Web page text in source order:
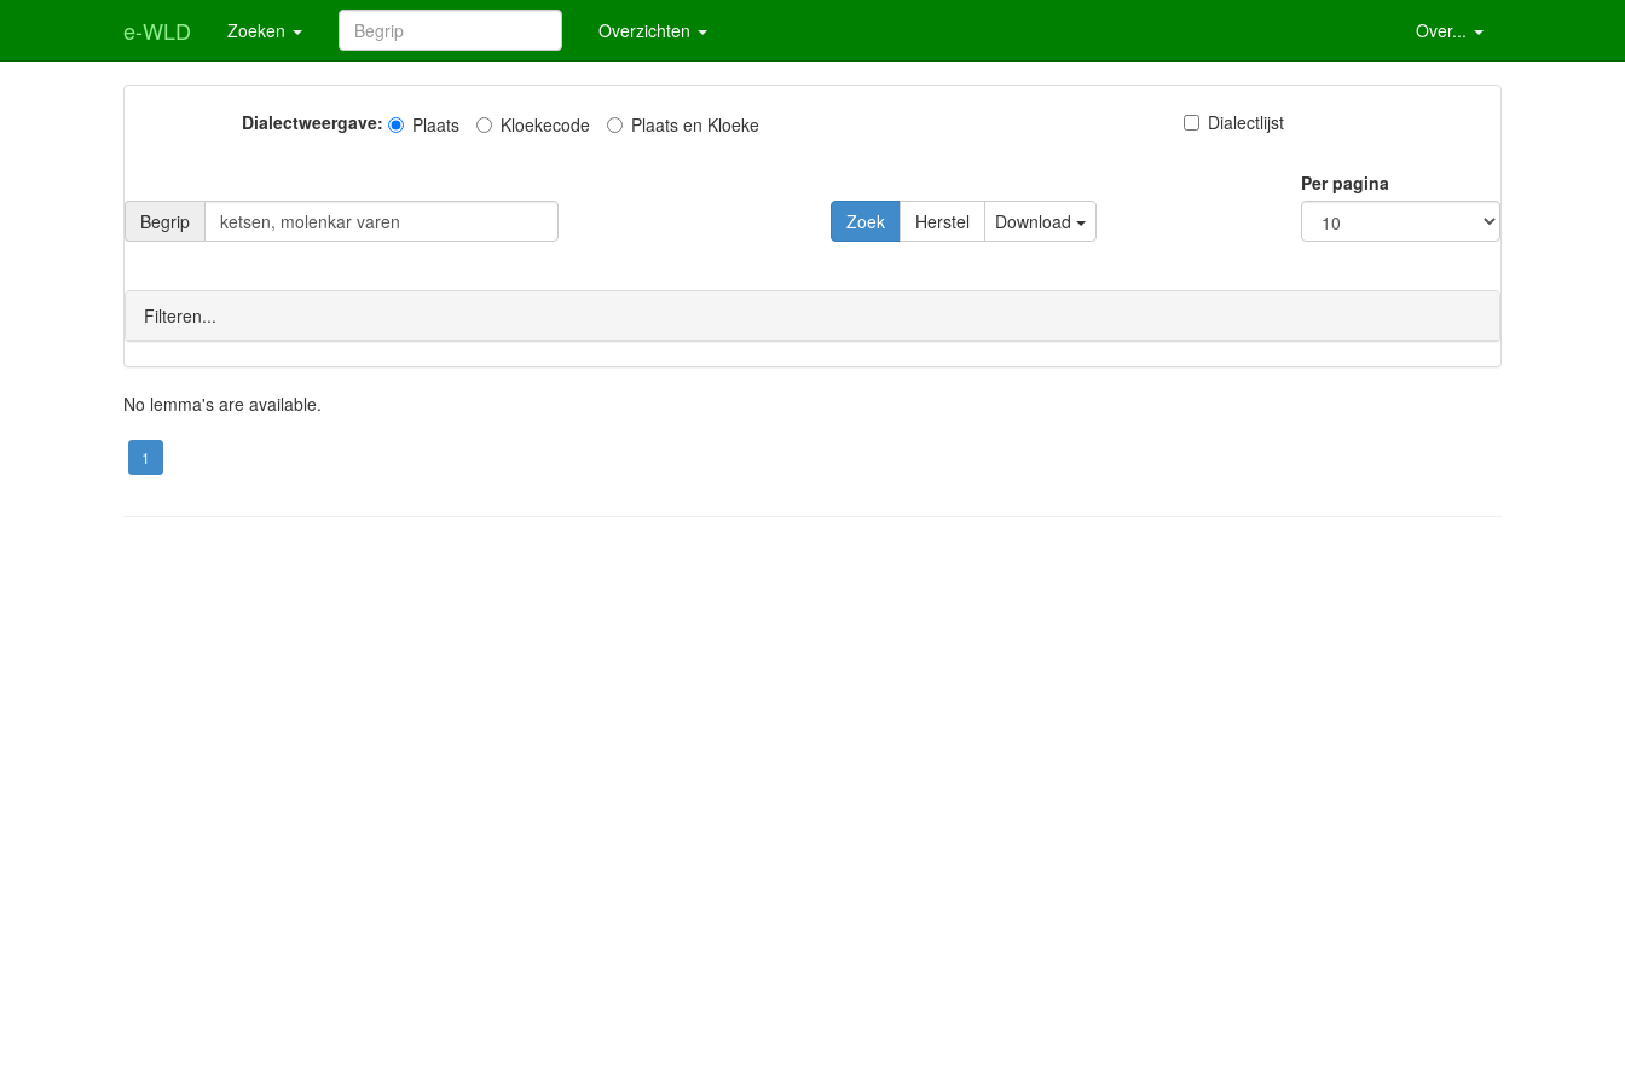
e-WLD Zoeken Overzichten Over...
Dialectweergave: Plaats Kloekecode Plaats en Kloeke Dialectlijst
Begrip Zoek Herstel Download
Per pagina
Filteren...
No lemma's are available.
1